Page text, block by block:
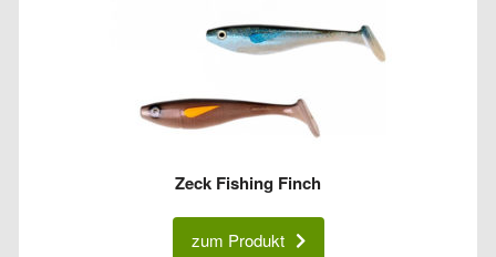
Zeck Fishing Finch
zum Produkt